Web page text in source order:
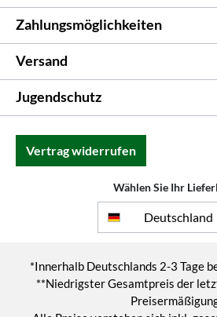
Zahlungsmöglichkeiten
Versand
Jugendschutz
Vertrag widerrufen
Wählen Sie Ihr
Deutschland
*Innerhalb Deutschlands 2-3 Tage
**Niedrigster Gesamtpreis der